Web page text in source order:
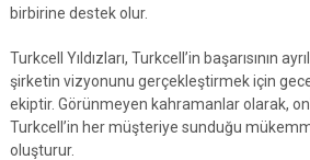
birbirine destek olur.
Turkcell Yıldızları, Turkcell’in başarısının
şirketin vizyonunu gerçekleştirmek için
ekiptir. Görünmeyen kahramanlar olarak,
Turkcell’in her müşteriye sunduğu
oluşturur.